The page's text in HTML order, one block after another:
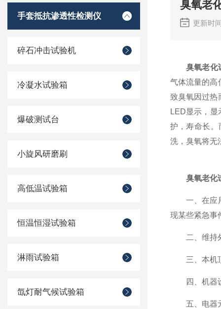
手套抵抗渗透性检测仪
碎石冲击试验机
冷凝水试验箱
爆破测试台
小旋风研磨刷
高低温试验箱
恒温恒湿试验箱
淋雨试验箱
氙灯耐气候试验箱
臭氧老
更新时
臭氧老化
气体流量的高
致臭氧因过热
LED显示，
护，寿命长
洗，臭氧将无
臭氧老化
一、在应用
现某些紧急事
二、维持
三、本机顶
四、机器设
五、电器元